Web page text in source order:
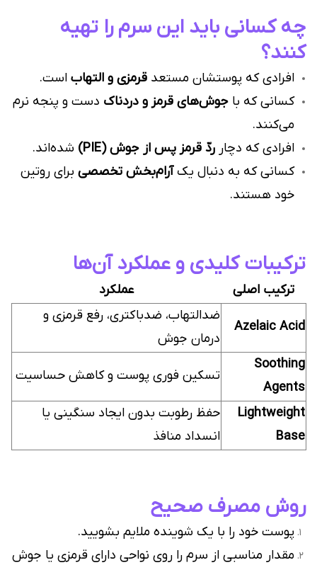
چه کسانی باید این سرم را تهیه
کنند؟
افرادی که پوستشان مستعد قرمزی و التهاب است.
کسانی که با جوش‌های قرمز و دردناک دست و پنجه نرم
می‌کنند.
افرادی که دچار ردّ قرمز پس از جوش (PIE)
شده‌اند.
کسانی که به دنبال یکآرام‌بخش تخصصی برای روتین
خود هستند.
ترکیبات کلیدی و عملکرد آن‌ها
ترکیب اصلی عملکرد
Azelaic Acid
ضدالتهاب، ضدباکتری، رفع قرمزی و
درمان جوش
Soothing
Agents
تسکین فوری پوست و کاهش حساسیت
Lightweight
Base
حفظ رطوبت بدون ایجاد سنگینی یا
انسداد منافذ
روش مصرف صحیح
پوست خود را با یک شوینده ملایم بشویید.
مقدار مناسبی از سرم را روی نواحی دارای قرمزی یا جوش